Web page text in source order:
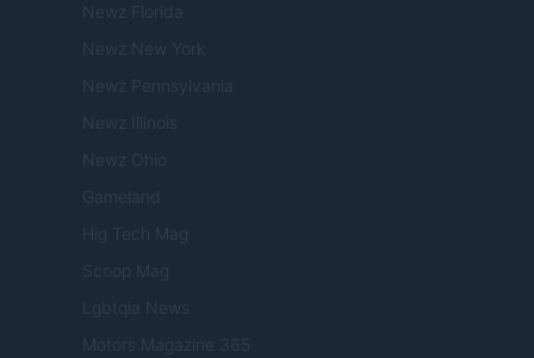
Newz Florida
Newz New York
Newz Pennsylvania
Newz Illinois
Newz Ohio
Gameland
Hig Tech Mag
Scoop Mag
Lgbtqia News
Motors Magazine 365